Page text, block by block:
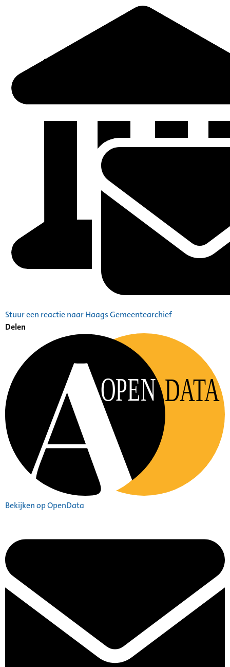
Stuur een reactie naar Haags Gemeentearchief
Delen
OPEN DATA
Bekijken op OpenData